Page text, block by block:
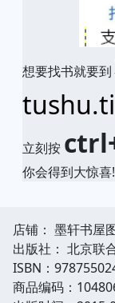
想要找书就要到
立刻按
你会得到大惊喜
店铺： 墨轩书屋
出版社： 北京联
ISBN：
商品编码：